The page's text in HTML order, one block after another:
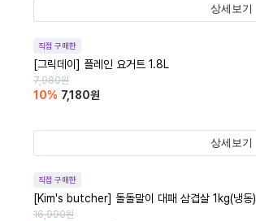
상세보기
직접 구매한
[그릭데이] 플레인 요거트 1.8L
7,980원
10% 7,180원
상세보기
직접 구매한
[Kim's butcher] 돌돌말이 대패 삼겹살 1kg(냉동)
16,990원